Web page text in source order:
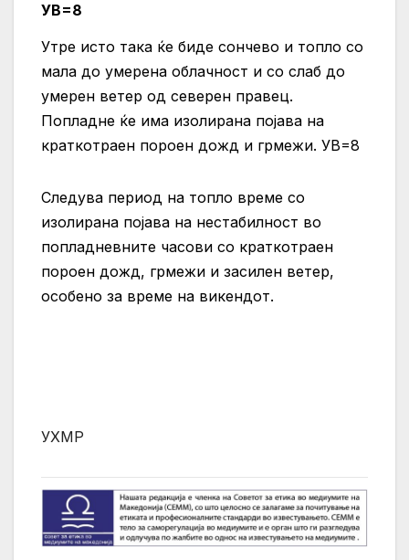
УВ=8
Утре исто така ќе биде сончево и топло со
мала до умерена облачност и со слаб до
умерен ветер од северен правец.
Попладне ќе има изолирана појава на
краткотраен пороен дожд и грмежи. УВ=8
Следува период на топло време со
изолирана појава на нестабилност во
попладневните часови со краткотраен
пороен дожд, грмежи и засилен ветер,
особено за време на викендот.
УХМР